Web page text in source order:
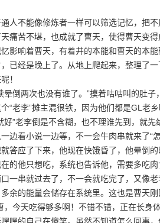
人不能像修炼者一样可以筛选记忆，把不
痛苦不堪，也成就了曹天，使得曹天变
影响着曹天，有着井的本能和曹天的本
已经是晚上了。从地上爬起来，整理了
！
晕倒两次也没有谁了。”摸着咕咕叫的肚
“老李”摊主混很铁，因为他们都是GL老乡
好”老李倒是不含糊，也不理谁先到，就先
边看小说一边等，不一会牛肉串就来了“
答应了下来，他现在快饿昏了，他晕倒
的他只想吃，系统也告诉他，需要多吃肉
一串就过去了，不一会就吃完了，又像
余的能量会储存在系统里。这也是曹天刚
，今天吃得够多啊！不错不错，正在长身